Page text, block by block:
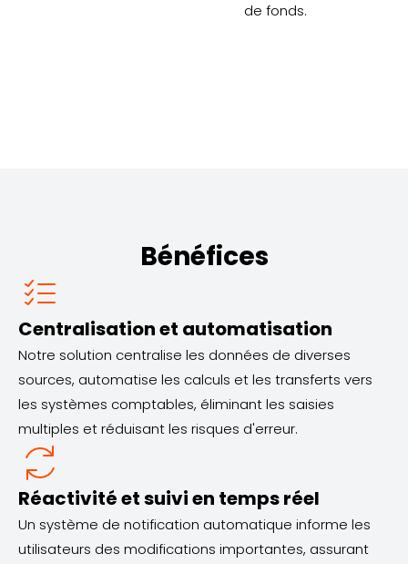
de fonds.
Bénéfices
Centralisation et automatisation
Notre solution centralise les données de diverses
sources, automatise les calculs et les transferts vers
les systèmes comptables, éliminant les saisies
multiples et réduisant les risques d'erreur.
Réactivité et suivi en temps réel
Un système de notification automatique informe les
utilisateurs des modifications importantes, assurant